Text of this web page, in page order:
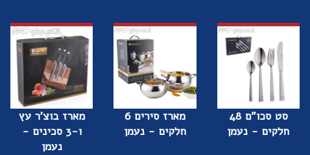
סט סכו"ם 48
חלקים - נעמן
מארז סירים 6
חלקים - נעמן
מארז בוצ'ר עץ
ו-3 סכינים -
נעמן